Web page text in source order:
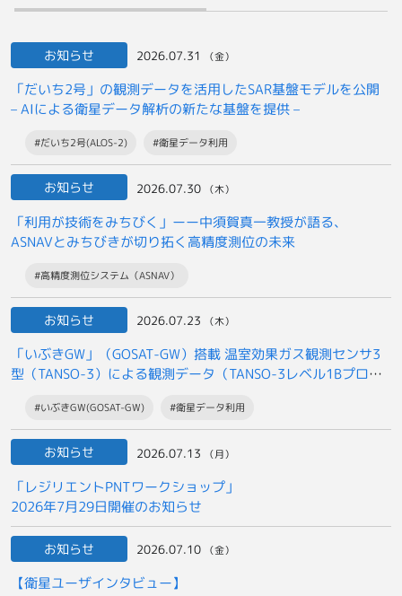
お知らせ 2026.07.31 （金）
「だいち2号」の観測データを活用したSAR基盤モデルを公開
– AIによる衛星データ解析の新たな基盤を提供 –
#だいち2号(ALOS-2) #衛星データ利用
お知らせ 2026.07.30 （木）
「利用が技術をみちびく」ーー中須賀真一教授が語る、
ASNAVとみちびきが切り拓く高精度測位の未来
#高精度測位システム（ASNAV）
お知らせ 2026.07.23 （木）
「いぶきGW」（GOSAT-GW）搭載 温室効果ガス観測センサ3
型（TANSO-3）による観測データ（TANSO-3レベル1Bプロダ
一般提供開始について
#いぶきGW(GOSAT-GW) #衛星データ利用
お知らせ 2026.07.13 （月）
「レジリエントPNTワークショップ」
2026年7月29日開催のお知らせ
お知らせ 2026.07.10 （金）
【衛星ユーザインタビュー】